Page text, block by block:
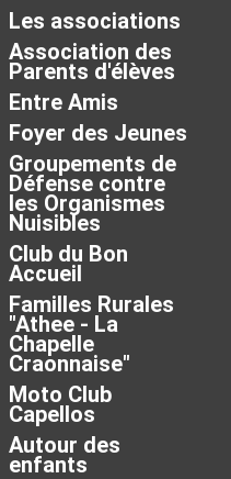
Les associations
Association des
Parents d'élèves
Entre Amis
Foyer des Jeunes
Groupements de
Défense contre
les Organismes
Nuisibles
Club du Bon
Accueil
Familles Rurales
"Athee - La
Chapelle
Craonnaise"
Moto Club
Capellos
Autour des
enfants